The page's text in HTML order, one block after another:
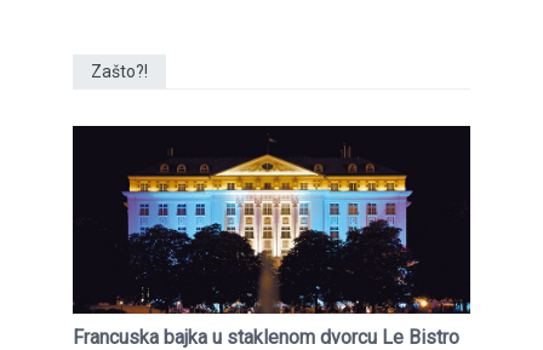
Zašto?!
Francuska bajka u staklenom dvorcu Le Bistro